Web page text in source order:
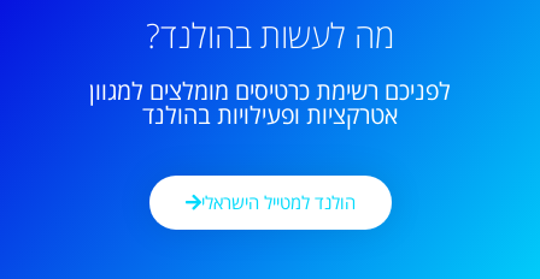
מה לעשות בהולנד?
לפניכם רשימת כרטיסים מומלצים למגוון
אטרקציות ופעילויות בהולנד
הולנד למטייל הישראלי